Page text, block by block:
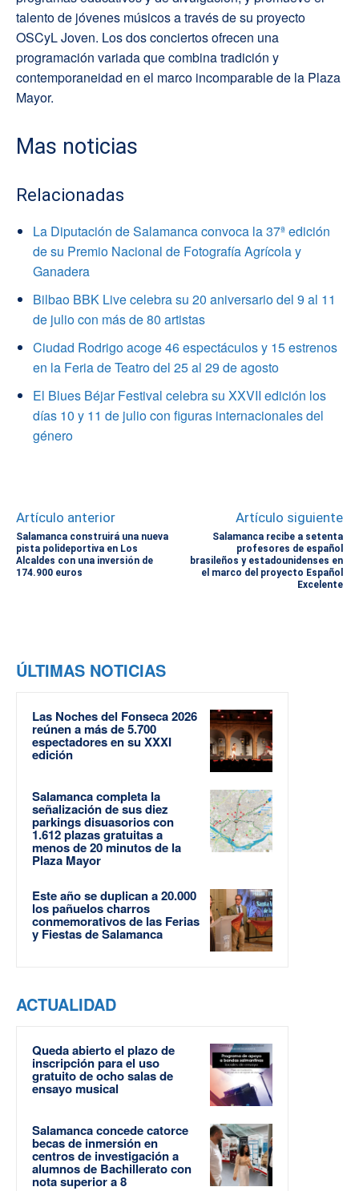
talento de jóvenes músicos a través de su proyecto
OSCyL Joven. Los dos conciertos ofrecen una
programación variada que combina tradición y
contemporaneidad en el marco incomparable de la Plaza
Mayor.
Mas noticias
Relacionadas
La Diputación de Salamanca convoca la 37ª edición
de su Premio Nacional de Fotografía Agrícola y
Ganadera
Bilbao BBK Live celebra su 20 aniversario del 9 al 11
de julio con más de 80 artistas
Ciudad Rodrigo acoge 46 espectáculos y 15 estrenos
en la Feria de Teatro del 25 al 29 de agosto
El Blues Béjar Festival celebra su XXVII edición los
días 10 y 11 de julio con figuras internacionales del
género
Artículo anterior
Salamanca construirá una nueva
pista polideportiva en Los
Alcaldes con una inversión de
174.900 euros
Artículo siguiente
Salamanca recibe a setenta
profesores de español
brasileños y estadounidenses en
el marco del proyecto Español
Excelente
ÚLTIMAS NOTICIAS
Las Noches del Fonseca 2026
reúnen a más de 5.700
espectadores en su XXXI
edición
Salamanca completa la
señalización de sus diez
parkings disuasorios con
1.612 plazas gratuitas a
menos de 20 minutos de la
Plaza Mayor
Este año se duplican a 20.000
los pañuelos charros
conmemorativos de las Ferias
y Fiestas de Salamanca
ACTUALIDAD
Queda abierto el plazo de
inscripción para el uso
gratuito de ocho salas de
ensayo musical
Salamanca concede catorce
becas de inmersión en
centros de investigación a
alumnos de Bachillerato con
nota superior a 8